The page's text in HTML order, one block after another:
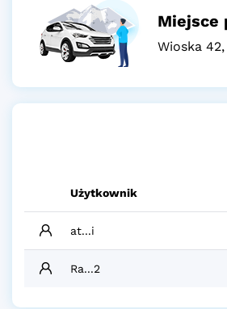
Miejsce
Wioska
Użytkownik
at...i
Ra...2